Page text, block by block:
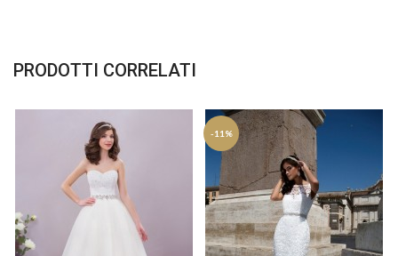
PRODOTTI CORRELATI
-11%